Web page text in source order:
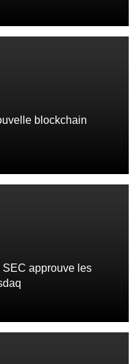
blockchain
SEC approuve les